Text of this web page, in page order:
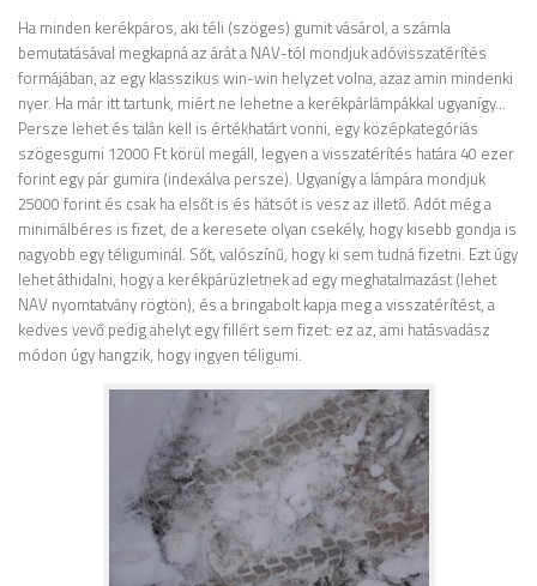
Ha minden kerékpáros, aki téli (szöges) gumit vásárol, a számla
bemutatásával megkapná az árát a NAV-tól mondjuk adóvisszatérítés
formájában, az egy klasszikus win-win helyzet volna, azaz amin mindenki
nyer. Ha már itt tartunk, miért ne lehetne a kerékpárlámpákkal ugyanígy…
Persze lehet és talán kell is értékhatárt vonni, egy középkategóriás
szögesgumi 12000 Ft körül megáll, legyen a visszatérítés határa 40 ezer
forint egy pár gumira (indexálva persze). Ugyanígy a lámpára mondjuk
25000 forint és csak ha elsőt is és hátsót is vesz az illető. Adót még a
minimálbéres is fizet, de a keresete olyan csekély, hogy kisebb gondja is
nagyobb egy téliguminál. Sőt, valószínű, hogy ki sem tudná fizetni. Ezt úgy
lehet áthidalni, hogy a kerékpárüzletnek ad egy meghatalmazást (lehet
NAV nyomtatvány rögtön), és a bringabolt kapja meg a visszatérítést, a
kedves vevő pedig ahelyt egy fillért sem fizet: ez az, ami hatásvadász
módon úgy hangzik, hogy ingyen téligumi.